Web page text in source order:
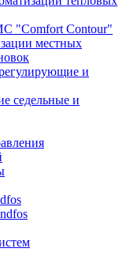
"Comfort Contour"
местных
и
седельные и